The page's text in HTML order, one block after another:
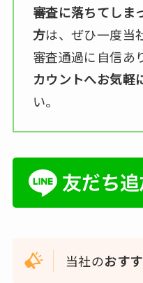
審査に落ちてしま
方は、ぜひ一度当
審査通過に自信あ
カウントへお気軽
い。
当社のおす